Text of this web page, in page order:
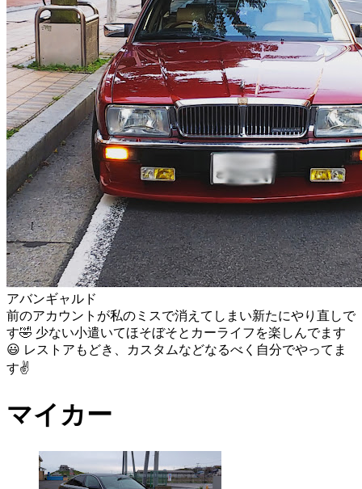
アバンギャルド
前のアカウントが私のミスで消えてしまい新たにやり直しで
す🤣 少ない小遣いてほそぼそとカーライフを楽しんでます
😃 レストアもどき、カスタムなどなるべく自分でやってま
す✌️
マイカー